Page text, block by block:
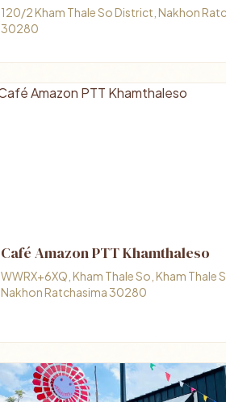
120/2 Kham Thale So District, Nakhon
30280
Café Amazon PTT Khamthaleso
WWRX+6XQ, Kham Thale So, Kham Thale
Nakhon Ratchasima 30280